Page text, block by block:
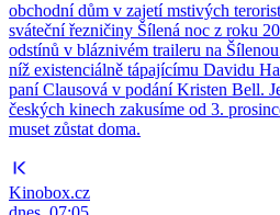
obchodní dům v zajetí mstivých
sváteční řezničiny Šílená noc z roku
odstínů v bláznivém traileru na
níž existenciálně tápajícímu Davidu
paní Clausová v podání Kristen Bell.
českých kinech zakusíme od 3.
muset zůstat doma.
Kinobox.cz